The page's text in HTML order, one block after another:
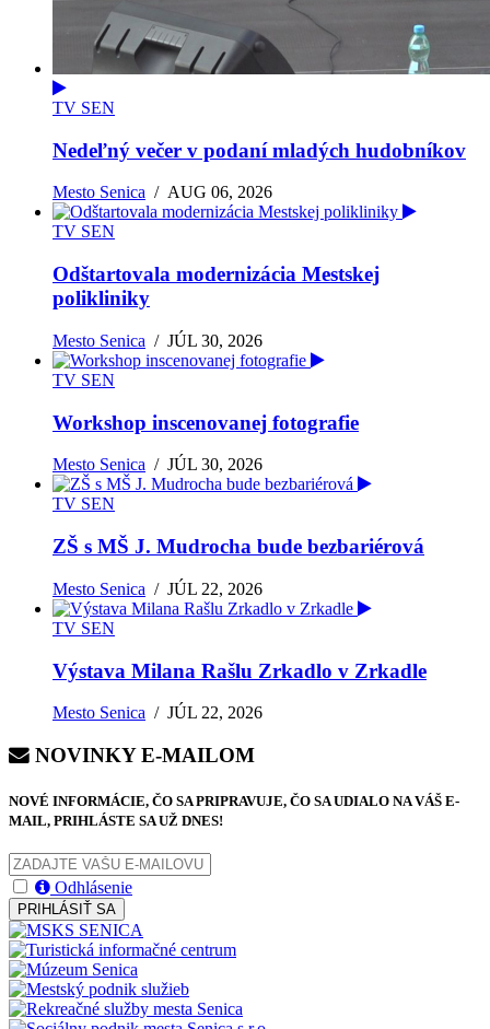
TV SEN
Nedeľný večer v podaní mladých hudobníkov
Mesto Senica /AUG 06, 2026
TV SEN
Odštartovala modernizácia Mestskej
polikliniky
Mesto Senica /JÚL 30, 2026
TV SEN
Workshop inscenovanej fotografie
Mesto Senica /JÚL 30, 2026
TV SEN
ZŠ s MŠ J. Mudrocha bude bezbariérová
Mesto Senica /JÚL 22, 2026
TV SEN
Výstava Milana Rašlu Zrkadlo v Zrkadle
Mesto Senica /JÚL 22, 2026
NOVINKY E-MAILOM
NOVÉ INFORMÁCIE, ČO SA PRIPRAVUJE, ČO SA UDIALO NA VÁŠ E-
MAIL, PRIHLÁSTE SA UŽ DNES!
Odhlásenie
PRIHLÁSIŤ SA